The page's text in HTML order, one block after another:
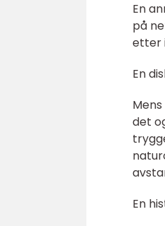
En
på
etter
En
det
En